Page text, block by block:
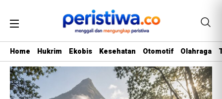
Home Hukrim Ekobis Kesehatan Otomotif Olahraga